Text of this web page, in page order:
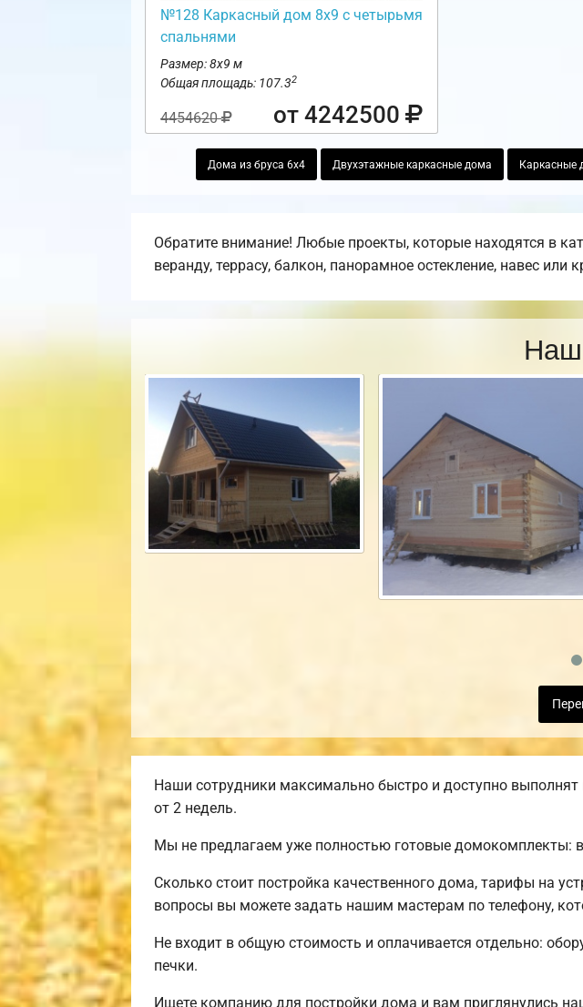
№128 Каркасный дом 8х9 с четырьмя
спальнями
Размер: 8х9 м
Общая площадь: 107.32
4454620 от 4242500
Дома из бруса 6х4 Двухэтажные каркасные дома Каркасные
Обратите внимание! Любые проекты, которые находятся в
веранду, террасу, балкон, панорамное остекление, навес или
Наши сотрудники максимально быстро и доступно
от 2 недель.
Мы не предлагаем уже полностью готовые домокомплекты:
Сколько стоит постройка качественного дома, тарифы на
вопросы вы можете задать нашим мастерам по телефону,
Не входит в общую стоимость и оплачивается отдельно:
печки.
Ищете компанию для постройки дома и вам приглянулись